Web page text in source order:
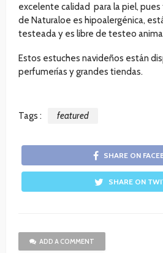
excelente calidad para la piel, pues
de Naturaloe es hipoalergénica,
testeada y es libre de testeo
Estos estuches navideños están
perfumerías y grandes tiendas.
Tags : featured
SHARE ON
SHARE ON
ADD A COMMENT